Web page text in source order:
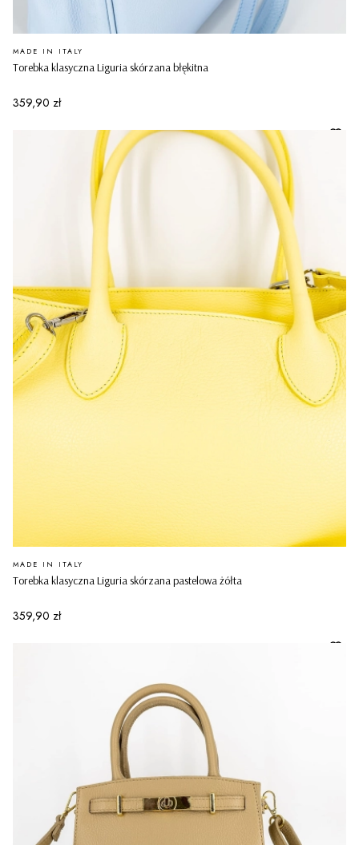
Torebka klasyczna Liguria skórzana błękitna
PRODUCENT
MADE IN ITALY
Cena
359,90 zł
Torebka klasyczna Liguria skórzana pastelowa żółta
PRODUCENT
MADE IN ITALY
Cena
359,90 zł